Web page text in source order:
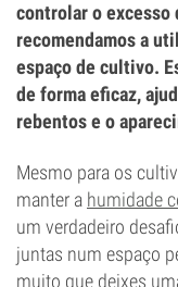
controlar o excesso
recomendamos a
espaço de cultivo.
de forma eficaz,
rebentos e o
Mesmo para os
manter a humidade
um verdadeiro
juntas num espaço
muito que deixes